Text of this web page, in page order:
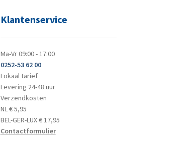
Klantenservice
Ma-Vr 09:00 - 17:00
0252-53 62 00
Lokaal tarief
Levering 24-48 uur
Verzendkosten
NL € 5,95
BEL-GER-LUX € 17,95
Contactformulier